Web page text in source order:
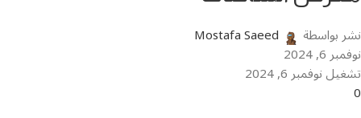
نشر بواسطة Mostafa Saeed
نوفمبر 6, 2024
تشغيل نوفمبر 6, 2024
0